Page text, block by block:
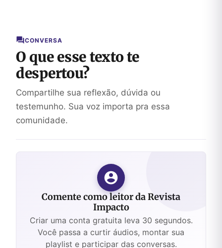
CONVERSA
O que esse texto te
despertou?
Compartilhe sua reflexão, dúvida ou
testemunho. Sua voz importa pra essa
comunidade.
Comente como leitor da Revista
Impacto
Criar uma conta gratuita leva 30 segundos.
Você passa a curtir áudios, montar sua
playlist e participar das conversas.